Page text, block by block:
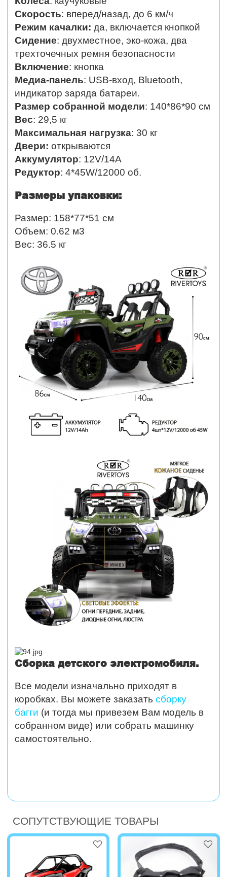
Скорость: вперед/назад, до 6 км/ч
Режим качалки: да, включается кнопкой
Сидение: двухместное, эко-кожа, два
трехточечных ремня безопасности
Включение: кнопка
Медиа-панель: USB-вход, Bluetooth,
индикатор заряда батареи.
Размер собранной модели: 140*86*90 см
Вес: 29,5 кг
Максимальная нагрузка: 30 кг
Двери: открываются
Аккумулятор: 12V/14А
Редуктор: 4*45W/12000 об.
Размеры упаковки:
Размер: 158*77*51 см
Объем: 0.62 м3
Вес: 36.5 кг
Сборка детского электромобиля.
Все модели изначально приходят в
коробках. Вы можете заказать сборку
багги (и тогда мы привезем Вам модель в
собранном виде) или собрать машинку
самостоятельно.
СОПУТСТВУЮЩИЕ ТОВАРЫ